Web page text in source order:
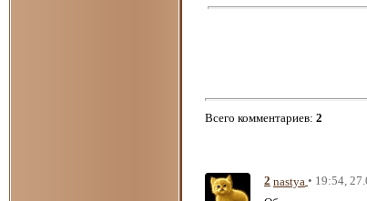
Всего комментариев: 2
2 nastya • 19:54,